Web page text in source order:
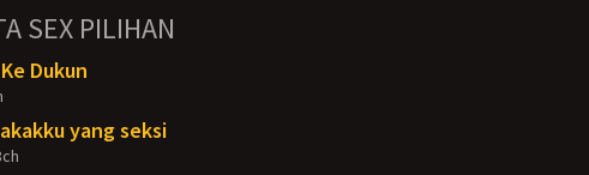
SEX PILIHAN
Dukun
yang seksi